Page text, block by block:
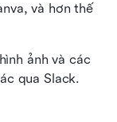
và hơn thế
ảnh và các
qua Slack.